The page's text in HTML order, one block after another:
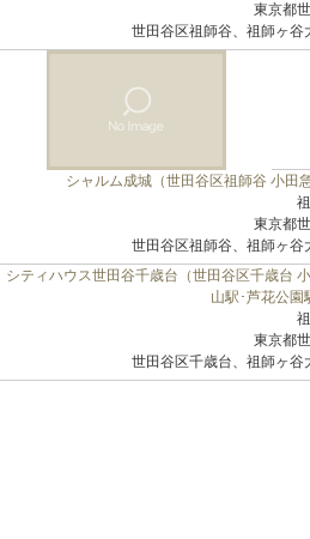
東京都
世田谷区祖師谷、祖師ヶ谷
シャルム成城（世田谷区祖師谷 小田
東京都
世田谷区祖師谷、祖師ヶ谷
シティハウス世田谷千歳台（世田谷区千歳台
山駅･芦花公園
東京都
世田谷区千歳台、祖師ヶ谷